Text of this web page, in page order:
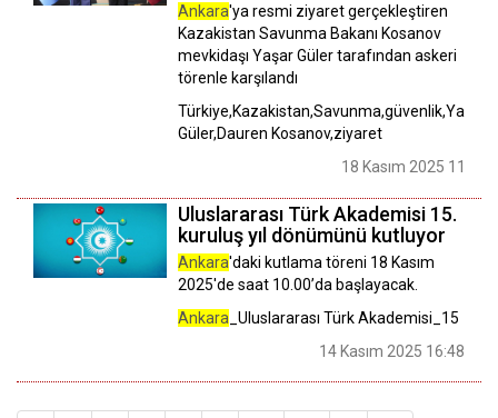
Ankara'ya resmi ziyaret gerçekleştiren
Kazakistan Savunma Bakanı Kosanov
mevkidaşı Yaşar Güler tarafından askeri
törenle karşılandı
Türkiye,Kazakistan,Savunma,güvenlik,Yaşar
Güler,Dauren Kosanov,ziyaret
18 Kasım 2025 11:14
Uluslararası Türk Akademisi 15.
kuruluş yıl dönümünü kutluyor
Ankara'daki kutlama töreni 18 Kasım
2025'de saat 10.00’da başlayacak.
Ankara _Uluslararası Türk Akademisi_15
14 Kasım 2025 16:48